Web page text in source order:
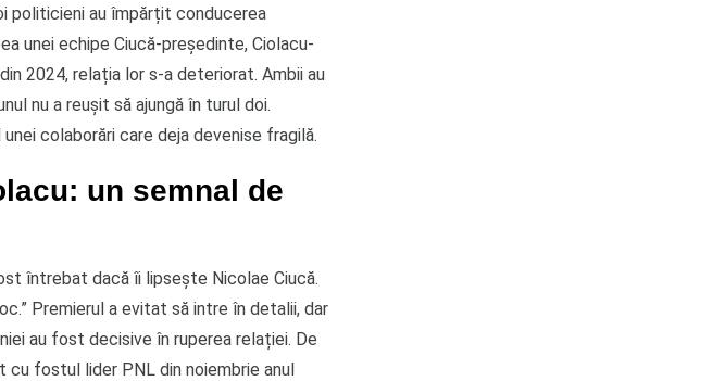
politicieni au împărțit conducerea
unei echipe Ciucă-președinte, Ciolacu-
2024, relația lor s-a deteriorat. Ambii au
nu a reușit să ajungă în turul doi.
colaborări care deja devenise fragilă.
un semnal de
întrebat dacă îi lipsește Nicolae Ciucă.
Premierul a evitat să intre în detalii, dar
au fost decisive în ruperea relației. De
cu fostul lider PNL din noiembrie anul